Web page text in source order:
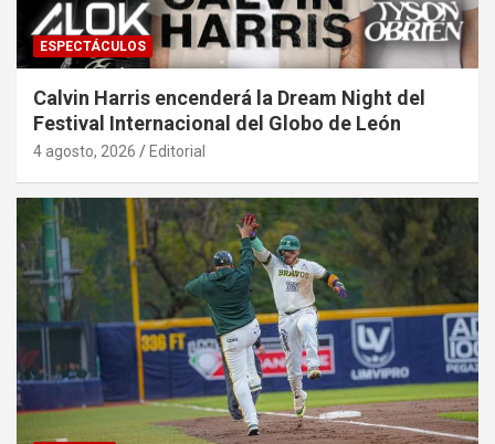
ESPECTÁCULOS
Calvin Harris encenderá la Dream Night del
Festival Internacional del Globo de León
4 agosto, 2026 Editorial